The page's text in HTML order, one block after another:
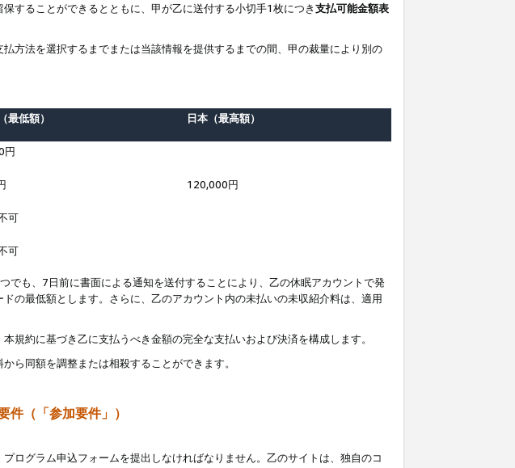
することができるとともに、甲が乙に送付する小切手1枚につき支払可能金額表
方法を選択するまでまたは当該情報を提供するまでの間、甲の裁量により別の
最低額） 日本（最高額）
円
120,000円
可
可
も、7日前に書面による通知を送付することにより、乙の休眠アカウントで発
ドの最低額とします。さらに、乙のアカウント内の未払いの未収紹介料は、適用
規約に基づき乙に支払うべき金額の完全な支払いおよび決済を構成します。
ら同額を調整または相殺することができます。
件（「参加要件」）
ログラム申込フォームを提出しなければなりません。乙のサイトは、独自のコ